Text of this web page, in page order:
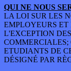
QUI NE NOUS
LA LOI SUR LES
EMPLOYEURS
L'EXCEPTION
COMMERCIALES;
ETUDIANTS DE
DÉSIGNÉ PAR